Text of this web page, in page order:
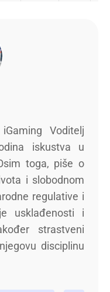
Voditelj
iskustva u
toga, piše o
i slobodnom
regulative i
usklađenosti i
strastveni
disciplinu